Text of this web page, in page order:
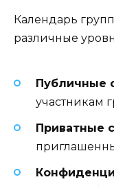
Календарь
различные
Публичные
участникам
Приватные